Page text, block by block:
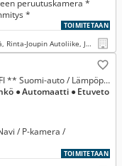
peruutuskamera *
*
TOIMITETAAN
Järvenpää, Rinta-Joupin Autoliike, Järvenpää
40 kWh, Acenta 40 kWh FI ** Suomi-auto / Lämpöpumppu / Adapt-vakkari / Navi / P-kamera / Ratinlämmitin / Kaistavahti **
● Automaatti ● Etuveto
/ P-kamera /
TOIMITETAAN